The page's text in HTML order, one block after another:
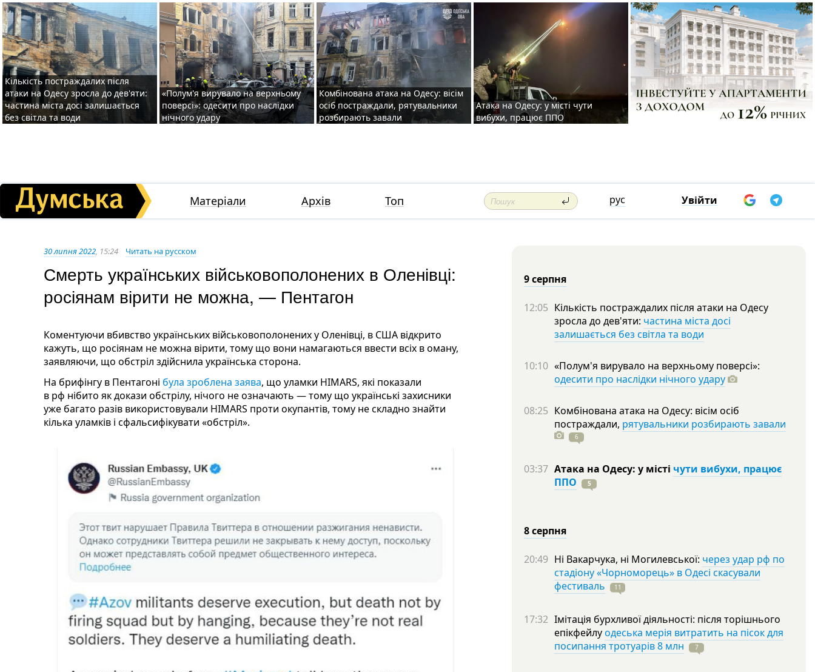
Кількість постраждалих після
атаки на Одесу зросла до дев'яти:
частина міста досі залишається
без світла та води
«Полум'я вирувало на верхньому
поверсі»: одесити про наслідки
нічного удару
Комбінована атака на Одесу: вісім
осіб постраждали, рятувальники
розбирають завали
Атака на Одесу: у місті чути
вибухи, працює ППО
Матеріали Архів Топ рус Увійти
30 липня 2022, 15:24 Читать на русском
Смерть українських військовополонених в Оленівці:
росіянам вірити не можна, — Пентагон
Коментуючи вбивство українських військовополонених у Оленівці, в США відкрито
кажуть, що росіянам не можна вірити, тому що вони намагаються ввести всіх в оману,
заявляючи, що обстріл здійснила українська сторона.
На брифінгу в Пентагоні була зроблена заява, що уламки HIMARS, які показали
в рф нібито як докази обстрілу, нічого не означають — тому що українські захисники
уже багато разів використовували HIMARS проти окупантів, тому не складно знайти
кілька уламків і сфальсифікувати «обстріл».
9 серпня
12:05 Кількість постраждалих після атаки на Одесу
зросла до дев'яти: частина міста досі
залишається без світла та води
10:10 «Полум'я вирувало на верхньому поверсі»:
одесити про наслідки нічного удару
08:25 Комбінована атака на Одесу: вісім осіб
постраждали, рятувальники розбирають завали
6
03:37 Атака на Одесу: у місті чути вибухи, працює
ППО
5
8 серпня
20:49 Ні Вакарчука, ні Могилевської: через удар рф по
стадіону «Чорноморець» в Одесі скасували
фестиваль
11
17:32 Імітація бурхливої діяльності: після торішнього
епікфейлуодеська мерія витратить на пісок для
посипання тротуарів 8 млн
7